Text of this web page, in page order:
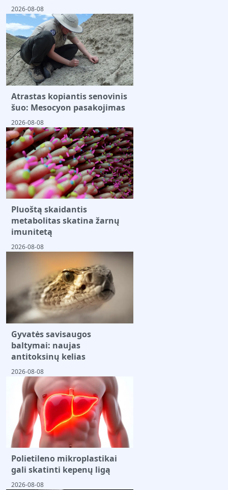
2026-08-08
Atrastas kopiantis senovinis
šuo: Mesocyon pasakojimas
2026-08-08
Pluoštą skaidantis
metabolitas skatina žarnų
imunitetą
2026-08-08
Gyvatės savisaugos
baltymai: naujas
antitoksinų kelias
2026-08-08
Polietileno mikroplastikai
gali skatinti kepenų ligą
2026-08-08